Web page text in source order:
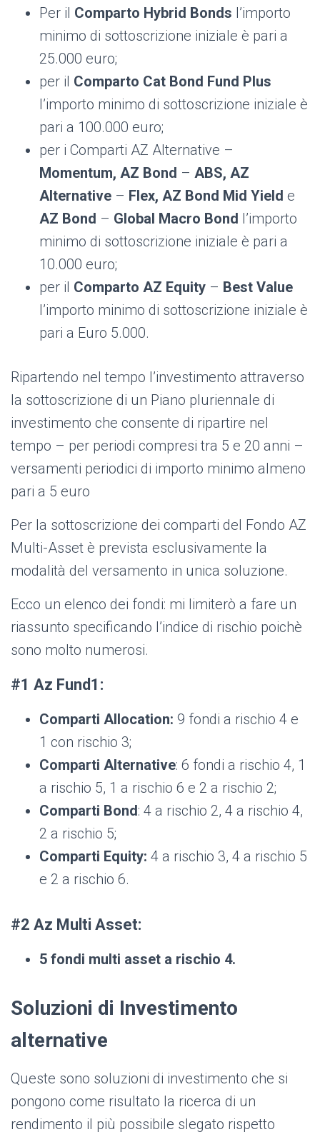
Per il Comparto Hybrid Bonds l’importo
minimo di sottoscrizione iniziale è pari a
25.000 euro;
per il Comparto Cat Bond Fund Plus
l’importo minimo di sottoscrizione iniziale è
pari a 100.000 euro;
per i Comparti AZ Alternative –
Momentum, AZ Bond – ABS, AZ
Alternative – Flex, AZ Bond Mid Yield e
AZ Bond – Global Macro Bond l’importo
minimo di sottoscrizione iniziale è pari a
10.000 euro;
per il Comparto AZ Equity – Best Value
l’importo minimo di sottoscrizione iniziale è
pari a Euro 5.000.
Ripartendo nel tempo l’investimento attraverso
la sottoscrizione di un Piano pluriennale di
investimento che consente di ripartire nel
tempo – per periodi compresi tra 5 e 20 anni –
versamenti periodici di importo minimo almeno
pari a 5 euro
Per la sottoscrizione dei comparti del Fondo AZ
Multi-Asset è prevista esclusivamente la
modalità del versamento in unica soluzione.
Ecco un elenco dei fondi: mi limiterò a fare un
riassunto specificando l’indice di rischio poichè
sono molto numerosi.
#1 Az Fund1:
Comparti Allocation: 9 fondi a rischio 4 e
1 con rischio 3;
Comparti Alternative: 6 fondi a rischio 4, 1
a rischio 5, 1 a rischio 6 e 2 a rischio 2;
Comparti Bond: 4 a rischio 2, 4 a rischio 4,
2 a rischio 5;
Comparti Equity: 4 a rischio 3, 4 a rischio 5
e 2 a rischio 6.
#2 Az Multi Asset:
5 fondi multi asset a rischio 4.
Soluzioni di Investimento
alternative
Queste sono soluzioni di investimento che si
pongono come risultato la ricerca di un
rendimento il più possibile slegato rispetto